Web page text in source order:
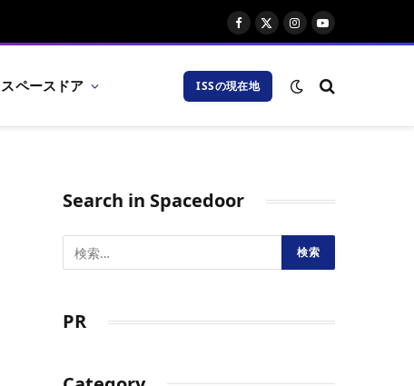
Facebook
X
(Twitter)
Instagram
YouTube
スペースドア ISSの現在地
Search in Spacedoor
PR